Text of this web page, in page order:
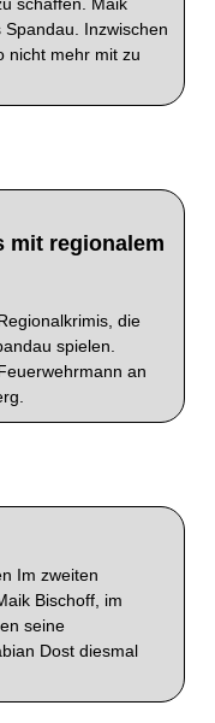
Inzwischen
nicht mehr mit zu
mit regionalem
die
spielen.
an
Im zweiten
Bischoff, im
seine
Dost diesmal